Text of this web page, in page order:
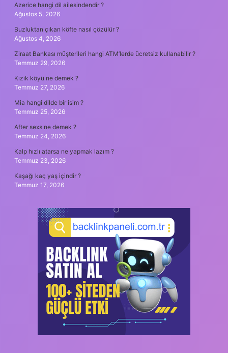
Azerice hangi dil ailesindendir ?
Ağustos 5, 2026
Buzluktan çıkan köfte nasıl çözülür ?
Ağustos 4, 2026
Ziraat Bankası müşterileri hangi ATM’lerde ücretsiz kullanabilir ?
Temmuz 29, 2026
Kızık köyü ne demek ?
Temmuz 27, 2026
Mia hangi dilde bir isim ?
Temmuz 25, 2026
After sexs ne demek ?
Temmuz 24, 2026
Kalp hızlı atarsa ne yapmak lazım ?
Temmuz 23, 2026
Kaşağı kaç yaş içindir ?
Temmuz 17, 2026